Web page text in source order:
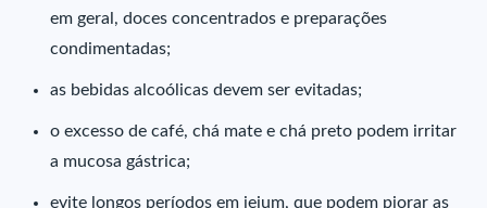
em geral, doces concentrados e preparações
condimentadas;
as bebidas alcoólicas devem ser evitadas;
o excesso de café, chá mate e chá preto podem irritar
a mucosa gástrica;
evite longos períodos em jejum, que podem piorar as